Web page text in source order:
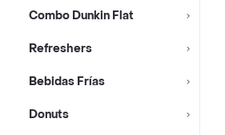
Combo Dunkin Flat
Refreshers
Bebidas Frí­as
Donuts